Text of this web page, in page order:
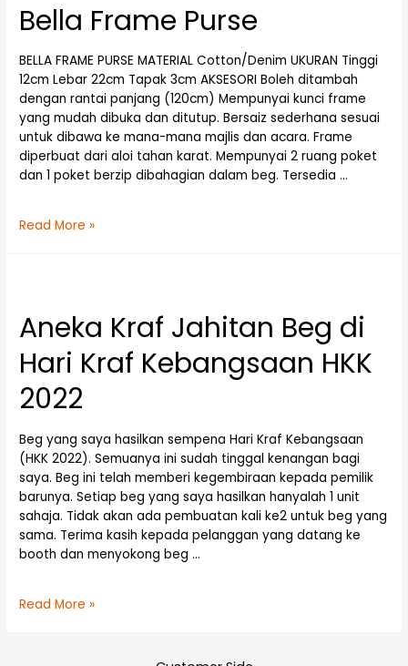
Bella Frame Purse
BELLA FRAME PURSE MATERIAL Cotton/Denim UKURAN Tinggi
12cm Lebar 22cm Tapak 3cm AKSESORI Boleh ditambah
dengan rantai panjang (120cm) Mempunyai kunci frame
yang mudah dibuka dan ditutup. Bersaiz sederhana sesuai
untuk dibawa ke mana-mana majlis dan acara. Frame
diperbuat dari aloi tahan karat. Mempunyai 2 ruang poket
dan 1 poket berzip dibahagian dalam beg. Tersedia …
Read More »
Aneka Kraf Jahitan Beg di
Hari Kraf Kebangsaan HKK
2022
Beg yang saya hasilkan sempena Hari Kraf Kebangsaan
(HKK 2022). Semuanya ini sudah tinggal kenangan bagi
saya. Beg ini telah memberi kegembiraan kepada pemilik
barunya. Setiap beg yang saya hasilkan hanyalah 1 unit
sahaja. Tidak akan ada pembuatan kali ke2 untuk beg yang
sama. Terima kasih kepada pelanggan yang datang ke
booth dan menyokong beg …
Read More »